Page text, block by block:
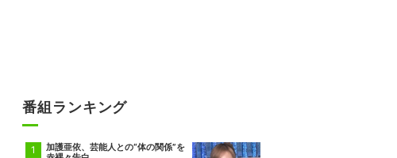
番組ランキング
加護亜依、芸能人との“体の関係”を